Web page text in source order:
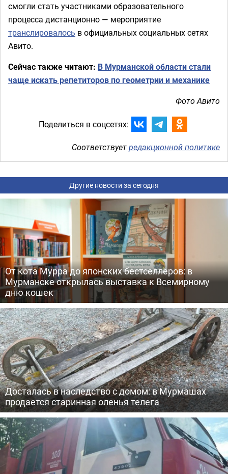
смогли стать участниками образовательного
процесса дистанционно — мероприятие
транслировалось в официальных социальных сетях
Авито.
Сейчас также читают: В Мурманской области стали
чаще искать репетиторов по геометрии и механике
Фото Авито
Поделиться в соцсетях:
Соответствуетредакционной политике
Другие новости за сегодня
От кота Мурра до японских бестселлеров: в
Мурманске открылась выставка к Всемирному
дню кошек
Досталась в наследство с домом: в Мурмашах
продается старинная оленья телега